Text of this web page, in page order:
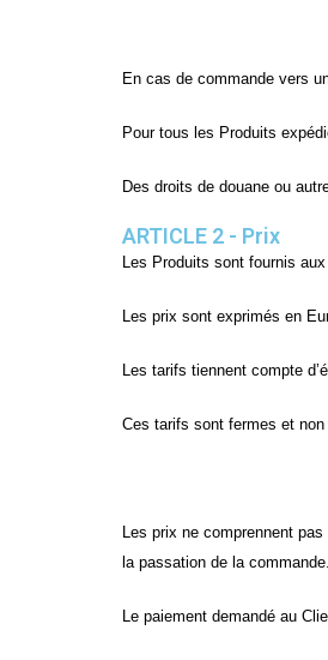
En cas de commande vers
Pour tous les Produits
Des droits de douane ou
ARTICLE 2 - Prix
Les Produits sont fournis
Les prix sont exprimés en
Les tarifs tiennent compte
Ces tarifs sont fermes et
Les prix ne comprennent
la passation de la commande.
Le paiement demandé au